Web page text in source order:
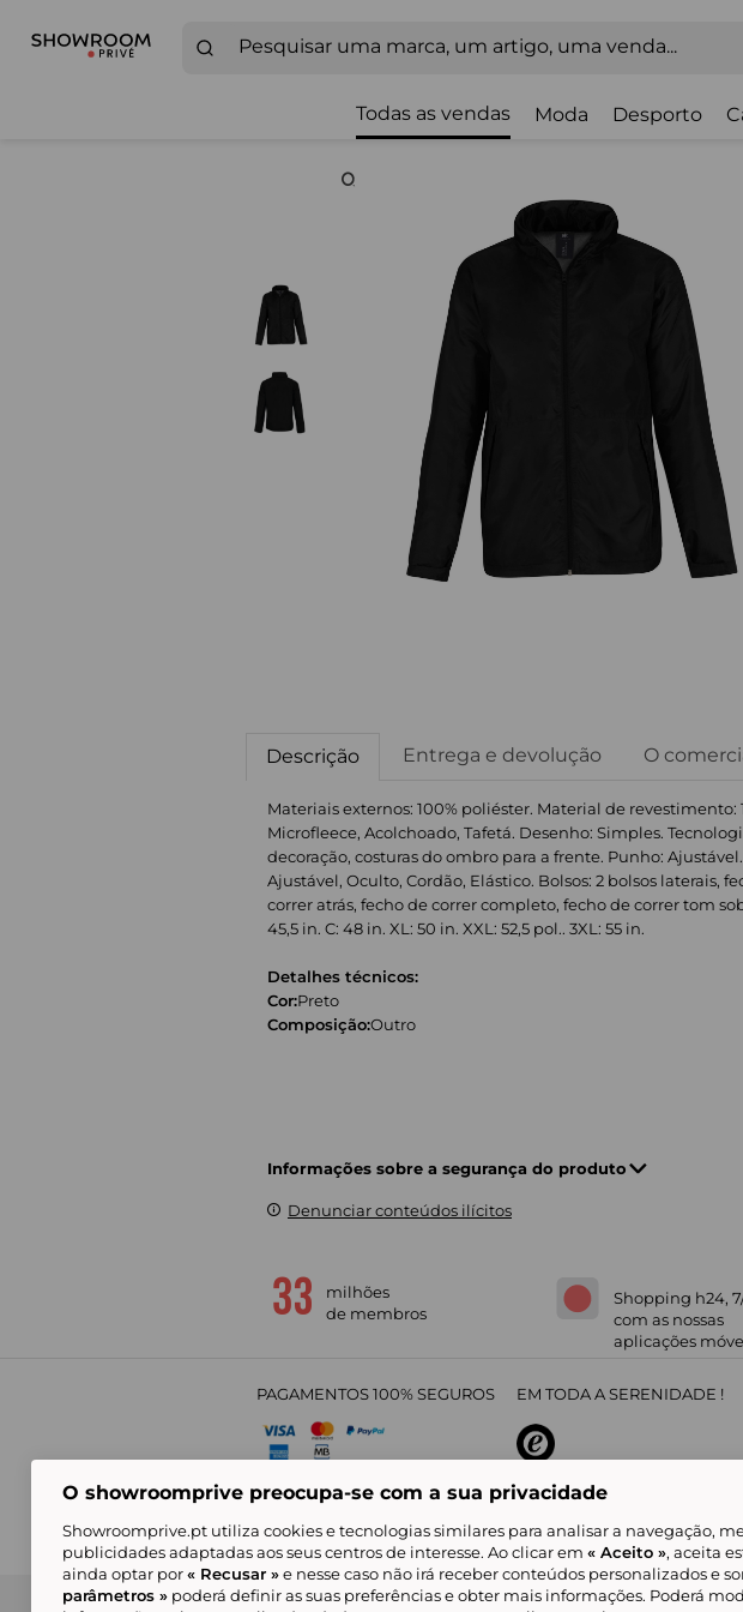
Todas as vendas Moda Desporto
Descrição Entrega e devolução O
Materiais externos: 100% poliéster. Material de revestimento:
Microfleece, Acolchoado, Tafetá. Desenho: Simples.
decoração, costuras do ombro para a frente. Punho:
Ajustável, Oculto, Cordão, Elástico. Bolsos: 2 bolsos laterais,
correr atrás, fecho de correr completo, fecho de correr tom
45,5 in. C: 48 in. XL: 50 in. XXL: 52,5 pol.. 3XL: 55 in.
Detalhes técnicos:
Cor:Preto
Composição:Outro
Informações sobre a segurança do produto
Denunciar conteúdos ilícitos
milhões
de membros
Shopping h24,
com as nossas
aplicações
PAGAMENTOS 100% SEGUROS EM TODA A SERENIDADE !
4,31/5 sobre
Condições Gerais de Venda Política de Confidencialidade Livro de
O showroomprive preocupa-se com a sua privacidade
Showroomprive.pt utiliza cookies e tecnologias similares para analisar a navegação,
publicidades adaptadas aos seus centros de interesse. Ao clicar em « Aceito », aceita
ainda optar por« Recusar »e nesse caso não irá receber conteúdos personalizados e
parâmetros » poderá definir as suas preferências e obter mais informações. Poderá